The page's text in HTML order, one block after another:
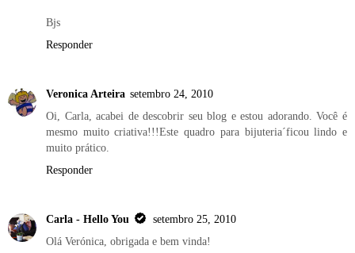
Bjs
Responder
Veronica Arteira setembro 24, 2010
Oi, Carla, acabei de descobrir seu blog e estou adorando. Você é
mesmo muito criativa!!!Este quadro para bijuteria´ficou lindo e
muito prático.
Responder
Carla - Hello You
setembro 25, 2010
Olá Verónica, obrigada e bem vinda!